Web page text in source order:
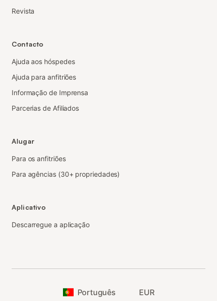
Revista
Contacto
Ajuda aos hóspedes
Ajuda para anfitriões
Informação de Imprensa
Parcerias de Afiliados
Alugar
Para os anfitriões
Para agências (30+ propriedades)
Aplicativo
Descarregue a aplicação
Português EUR